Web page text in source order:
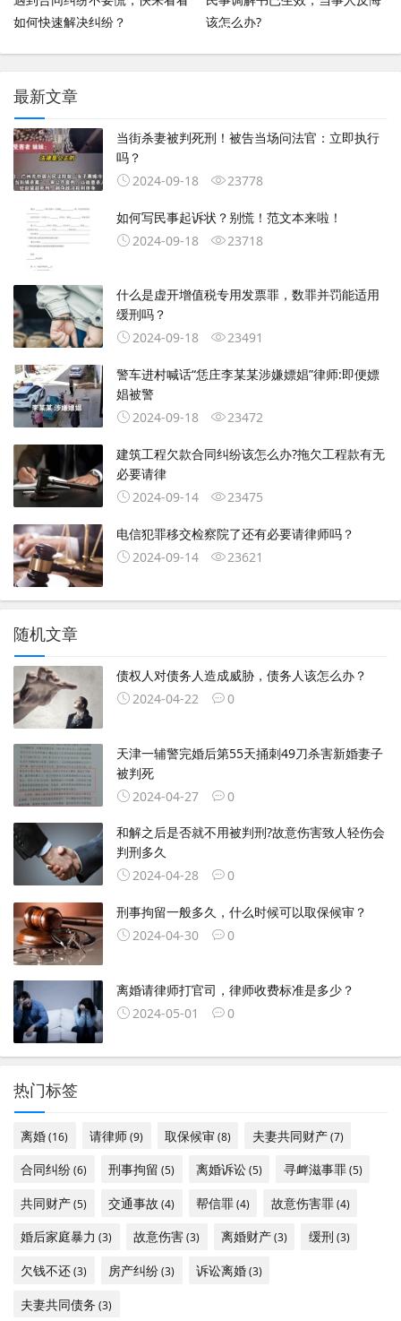
如何快速解决纠纷？
该怎么办?
最新文章
当街杀妻被判死刑！被告当场问法官：立即执行
吗？
2024-09-18
23778
如何写民事起诉状？别慌！范文本来啦！
2024-09-18
23718
什么是虚开增值税专用发票罪，数罪并罚能适用
缓刑吗？
2024-09-18
23491
警车进村喊话“恁庄李某某涉嫌嫖娼”律师:即便嫖
娼被警
2024-09-18
23472
建筑工程欠款合同纠纷该怎么办?拖欠工程款有无
必要请律
2024-09-14
23475
电信犯罪移交检察院了还有必要请律师吗？
2024-09-14
23621
随机文章
债权人对债务人造成威胁，债务人该怎么办？
2024-04-22
0
天津一辅警完婚后第55天捅刺49刀杀害新婚妻子
被判死
2024-04-27
0
和解之后是否就不用被判刑?故意伤害致人轻伤会
判刑多久
2024-04-28
0
刑事拘留一般多久，什么时候可以取保候审？
2024-04-30
0
离婚请律师打官司，律师收费标准是多少？
2024-05-01
0
热门标签
离婚(16) 请律师(9) 取保候审(8) 夫妻共同财产(7)
合同纠纷(6) 刑事拘留 (5) 离婚诉讼(5) 寻衅滋事罪(5)
共同财产(5) 交通事故 (4) 帮信罪(4) 故意伤害罪(4)
婚后家庭暴力 (3) 故意伤害(3) 离婚财产(3) 缓刑 (3)
欠钱不还(3) 房产纠纷(3) 诉讼离婚(3)
夫妻共同债务 (3)